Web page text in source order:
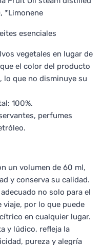
*Limonene
esenciales
vegetales en lugar de
el color del producto
lo que no disminuye su
100%.
perfumes
un volumen de 60 ml,
y conserva su calidad.
no solo para el
viaje, por lo que puede
en cualquier lugar.
y lúdico, refleja la
pureza y alegría